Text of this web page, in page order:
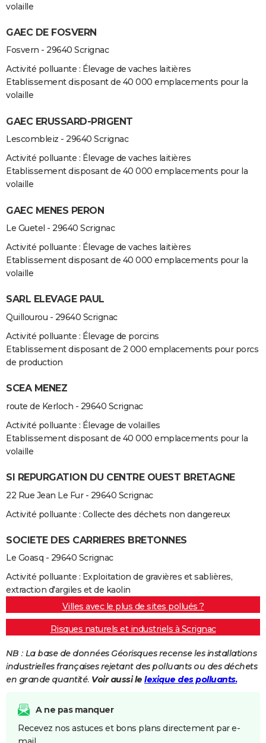
volaille
GAEC DE FOSVERN
Fosvern - 29640 Scrignac
Activité polluante : Élevage de vaches laitières
Etablissement disposant de 40 000 emplacements pour la
volaille
GAEC ERUSSARD-PRIGENT
Lescombleiz - 29640 Scrignac
Activité polluante : Élevage de vaches laitières
Etablissement disposant de 40 000 emplacements pour la
volaille
GAEC MENES PERON
Le Guetel - 29640 Scrignac
Activité polluante : Élevage de vaches laitières
Etablissement disposant de 40 000 emplacements pour la
volaille
SARL ELEVAGE PAUL
Quillourou - 29640 Scrignac
Activité polluante : Élevage de porcins
Etablissement disposant de 2 000 emplacements pour porcs
de production
SCEA MENEZ
route de Kerloch - 29640 Scrignac
Activité polluante : Élevage de volailles
Etablissement disposant de 40 000 emplacements pour la
volaille
SI REPURGATION DU CENTRE OUEST BRETAGNE
22 Rue Jean Le Fur - 29640 Scrignac
Activité polluante : Collecte des déchets non dangereux
SOCIETE DES CARRIERES BRETONNES
Le Goasq - 29640 Scrignac
Activité polluante : Exploitation de gravières et sablières,
extraction d'argiles et de kaolin
Villes avec le plus de sites pollués ?
Risques naturels et industriels à Scrignac
NB : La base de données Géorisques recense les installations
industrielles françaises rejetant des polluants ou des déchets
en grande quantité. Voir aussi le lexique des polluants.
A ne pas manquer
Recevez nos astuces et bons plans directement par e-